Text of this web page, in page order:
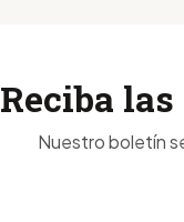
Reciba
Nuestro boletín